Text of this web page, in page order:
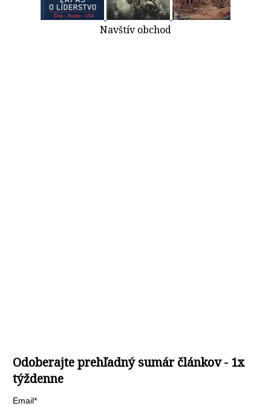
Navštív obchod
Odoberajte prehľadný sumár článkov - 1x
týždenne
Email*